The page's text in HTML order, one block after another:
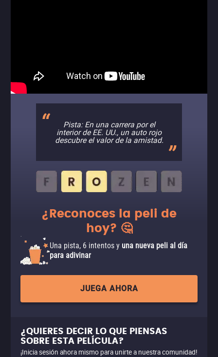
Pista: En una carrera por el
interior de EE. UU., un auto rojo
descubre el valor de la amistad.
¿Reconoces la peli de
hoy? 🤔
Una pista, 6 intentos y una nueva peli al día
para adivinar
JUEGA AHORA
¿QUIERES DECIR LO QUE PIENSAS
SOBRE ESTA PELÍCULA?
¡Inicia sesión ahora mismo para unirte a nuestra comunidad!